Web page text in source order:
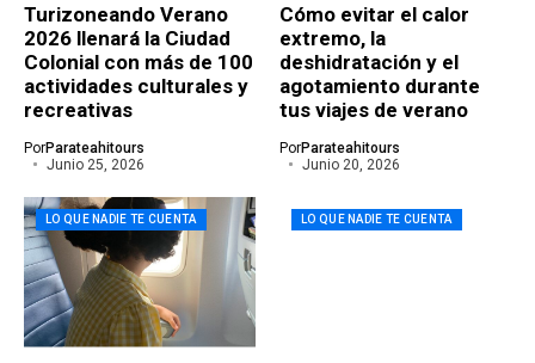
Turizoneando Verano
2026 llenará la Ciudad
Colonial con más de 100
actividades culturales y
recreativas
PorParateahitours
Junio 25, 2026
Cómo evitar el calor
extremo, la
deshidratación y el
agotamiento durante
tus viajes de verano
PorParateahitours
Junio 20, 2026
LO QUE NADIE TE CUENTA LO QUE NADIE TE CUENTA